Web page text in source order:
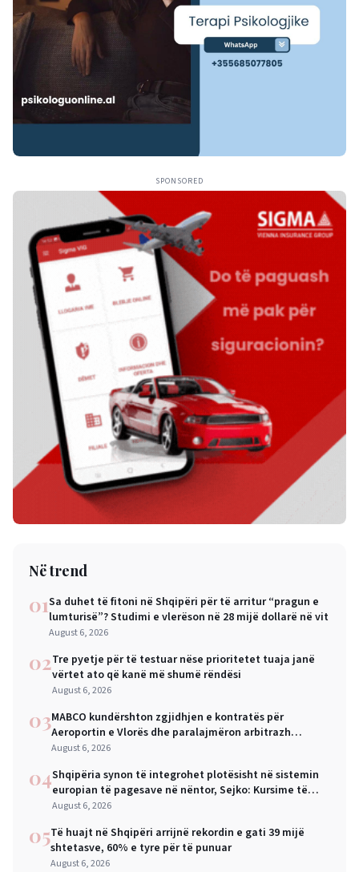
SPONSORED
Në trend
01Sa duhet të fitoni në Shqipëri për të arritur “pragun e
lumturisë”? Studimi e vlerëson në 28 mijë dollarë në vit
August 6, 2026
02Tre pyetje për të testuar nëse prioritetet tuaja janë
vërtet ato që kanë më shumë rëndësi
August 6, 2026
03MABCO kundërshton zgjidhjen e kontratës për
Aeroportin e Vlorës dhe paralajmëron arbitrazh
ndërkombëtar
August 6, 2026
04Shqipëria synon të integrohet plotësisht në sistemin
europian të pagesave në nëntor, Sejko: Kursime të
mëdha për qytetarët dhe bizneset
August 6, 2026
05Të huajt në Shqipëri arrijnë rekordin e gati 39 mijë
shtetasve, 60% e tyre për të punuar
August 6, 2026